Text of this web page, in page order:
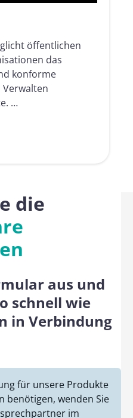
öffentlichen
das
konforme
…
die
aus und
schnell wie
in Verbindung
für unsere Produkte
benötigen, wenden Sie
im